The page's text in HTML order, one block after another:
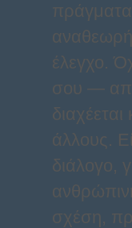
έλεγχο.
σου —
διαχέεται
άλλους.
διάλογο,
σχέση,